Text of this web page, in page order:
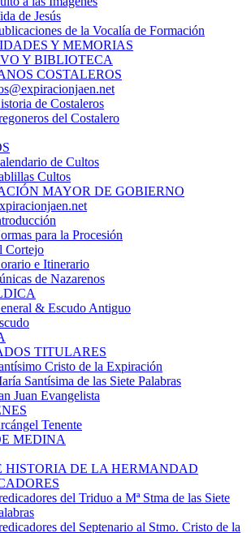
de Jesús
de la Vocalía de Formación
Y MEMORIAS
Y BIBLIOTECA
COSTALEROS
de Costaleros
del Costalero
de Cultos
Cultos
MAYOR DE GOBIERNO
para la Procesión
Cortejo
e Itinerario
de Nazarenos
& Escudo Antiguo
TITULARES
Cristo de la Expiración
Santísima de las Siete Palabras
Juan Evangelista
Tenente
MEDINA
HISTORIA DE LA HERMANDAD
del Triduo a Mª Stma de las Siete
del Septenario al Stmo. Cristo de la